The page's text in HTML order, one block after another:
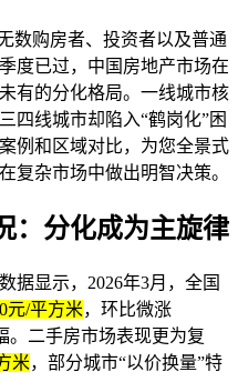
数购房者、投资者以及普通
度已过，中国房地产市场在
有的分化格局。一线城市核
四线城市却陷入“鹤岗化”困
例和区域对比，为您全景式
复杂市场中做出明智决策。
：分化成为主旋律
据显示，2026年3月，全国
元/平方米，环比微涨
。二手房市场表现更为复
米，部分城市“以价换量”特